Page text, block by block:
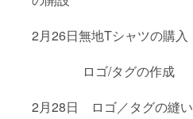
2月26日無地Tシャツの購入
ロゴ/タグの作成
2月28日 ロゴ／タグの縫い